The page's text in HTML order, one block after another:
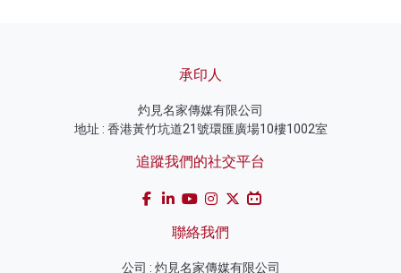
承印人
灼見名家傳媒有限公司
地址 : 香港黃竹坑道21號環匯廣場10樓1002室
追蹤我們的社交平台
聯絡我們
公司 : 灼見名家傳媒有限公司